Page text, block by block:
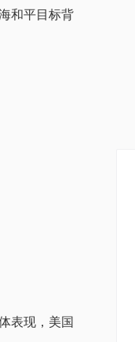
和平目标背
表现，美国